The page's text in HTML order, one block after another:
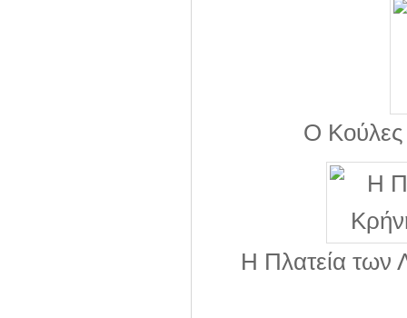
Ο Κούλες
Η Πλατεία των